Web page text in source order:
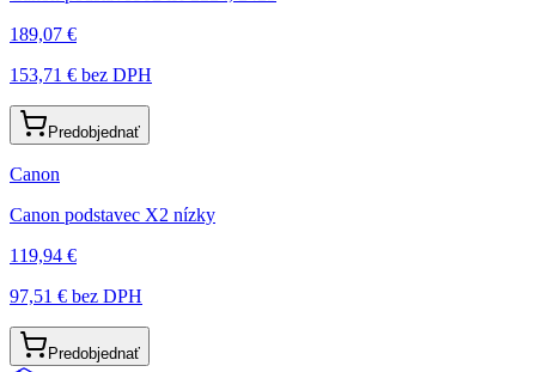
189,07 €
153,71 € bez DPH
Predobjednať
Canon
Canon podstavec X2 nízky
119,94 €
97,51 € bez DPH
Predobjednať